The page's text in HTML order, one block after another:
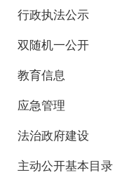
行政执法公示
双随机一公开
教育信息
应急管理
法治政府建设
主动公开基本目录